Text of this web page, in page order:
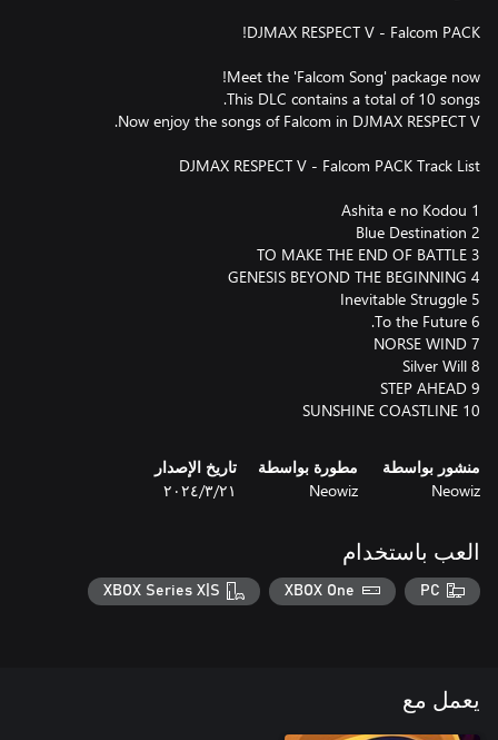
10 SUNSHINE COASTLINE
منشور بواسطة
Neowiz
مطورة بواسطة
Neowiz
تاريخ الإصدار
٢١‏/٣‏/٢٠٢٤
العب باستخدام
PC
XBOX One
XBOX Series X|S
يعمل مع